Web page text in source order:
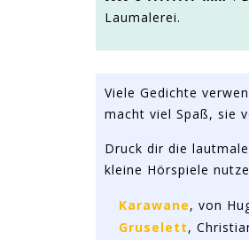
Laumalerei.
Viele Gedichte
macht viel Spaß, sie
Druck dir die
kleine Hörspiele
Karawane, von
Gruselett,